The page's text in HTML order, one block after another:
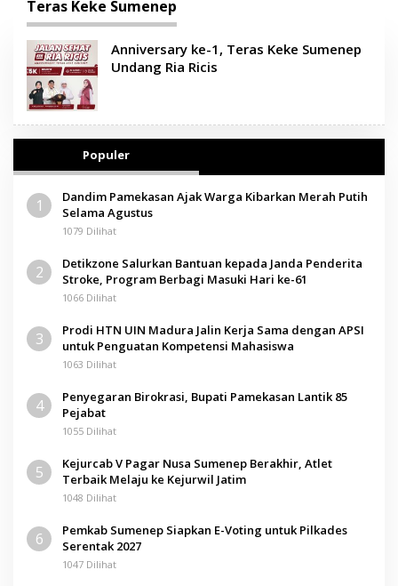
Teras Keke Sumenep
Anniversary ke-1, Teras Keke Sumenep
Undang Ria Ricis
Populer
1
Dandim Pamekasan Ajak Warga Kibarkan Merah Putih
Selama Agustus
1079 Dilihat
2
Detikzone Salurkan Bantuan kepada Janda Penderita
Stroke, Program Berbagi Masuki Hari ke-61
1066 Dilihat
3
Prodi HTN UIN Madura Jalin Kerja Sama dengan APSI
untuk Penguatan Kompetensi Mahasiswa
1063 Dilihat
4
Penyegaran Birokrasi, Bupati Pamekasan Lantik 85
Pejabat
1055 Dilihat
5
Kejurcab V Pagar Nusa Sumenep Berakhir, Atlet
Terbaik Melaju ke Kejurwil Jatim
1048 Dilihat
6
Pemkab Sumenep Siapkan E-Voting untuk Pilkades
Serentak 2027
1047 Dilihat